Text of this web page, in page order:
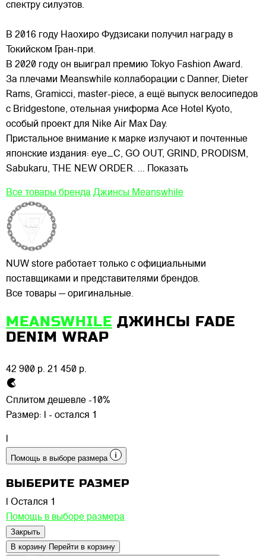
спектру силуэтов.
В 2016 году Наохиро Фудзисаки получил награду в
Токийском Гран-при.
В 2020 году он выиграл премию Tokyo Fashion Award.
За плечами Meanswhile коллаборации с Danner, Dieter
Rams, Gramicci, master-piece, а ещё выпуск велосипедов
с Bridgestone, отельная униформа Ace Hotel Kyoto,
особый проект для Nike Air Max Day.
Пристальное внимание к марке излучают и почтенные
японские издания: eye_C, GO OUT, GRIND, PRODISM,
Sabukaru, THE NEW ORDER. ... Показать
Все товары бренда Джинсы Meanswhile
NUW store работает только с официальными
поставщиками и представителями брендов.
Все товары — оригинальные.
MEANSWHILE ДЖИНСЫ FADE
DENIM WRAP
42 900 р. 21 450 р.
Сплитом дешевле -10%
Размер: l - остался 1
l
Помощь в выборе размера
ВЫБЕРИТЕ РАЗМЕР
Остался 1
Помощь в выборе размера
Закрыть
В корзину Перейти в корзину